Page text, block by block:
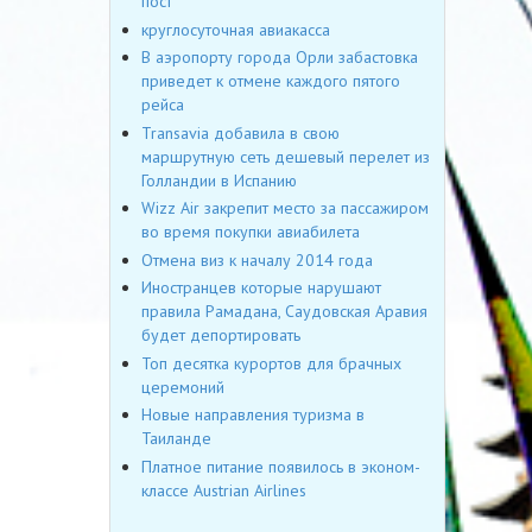
круглосуточная авиакасса
В аэропорту города Орли забастовка
приведет к отмене каждого пятого
рейса
Transavia добавила в свою
маршрутную сеть дешевый перелет из
Голландии в Испанию
Wizz Air закрепит место за пассажиром
во время покупки авиабилета
Отмена виз к началу 2014 года
Иностранцев которые нарушают
правила Рамадана, Саудовская Аравия
будет депортировать
Топ десятка курортов для брачных
церемоний
Новые направления туризма в
Таиланде
Платное питание появилось в эконом-
классе Austrian Airlines